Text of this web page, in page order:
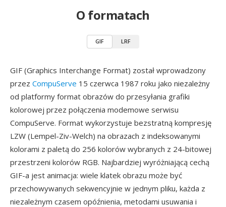
O formatach
GIF LRF
GIF (Graphics Interchange Format) został wprowadzony
przez CompuServe 15 czerwca 1987 roku jako niezależny
od platformy format obrazów do przesyłania grafiki
kolorowej przez połączenia modemowe serwisu
CompuServe. Format wykorzystuje bezstratną kompresję
LZW (Lempel-Ziv-Welch) na obrazach z indeksowanymi
kolorami z paletą do 256 kolorów wybranych z 24-bitowej
przestrzeni kolorów RGB. Najbardziej wyróżniającą cechą
GIF-a jest animacja: wiele klatek obrazu może być
przechowywanych sekwencyjnie w jednym pliku, każda z
niezależnym czasem opóźnienia, metodami usuwania i